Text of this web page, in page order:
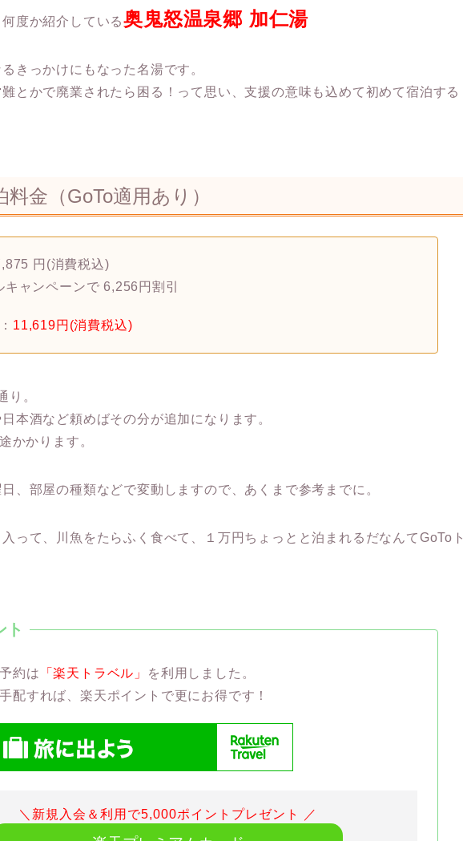
度か紹介している奥鬼怒温泉郷 加仁湯
きっかけにもなった名湯です。
とかで廃業されたら困る！って思い、支援の意味も込めて初めて宿泊する
金（GoTo適用あり）
円(消費税込)
キャンペーンで 6,256円割引
11,619円(消費税込)
り。
本酒など頼めばその分が追加になります。
かかります。
、部屋の種類などで変動しますので、あくまで参考までに。
って、川魚をたらふく食べて、１万円ちょっとと泊まれるだなんてGoToト
約は 「楽天トラベル」
を利用しました。
配すれば、楽天ポイントで更にお得です！
＼新規入会＆利用で5,000ポイントプレゼント ／